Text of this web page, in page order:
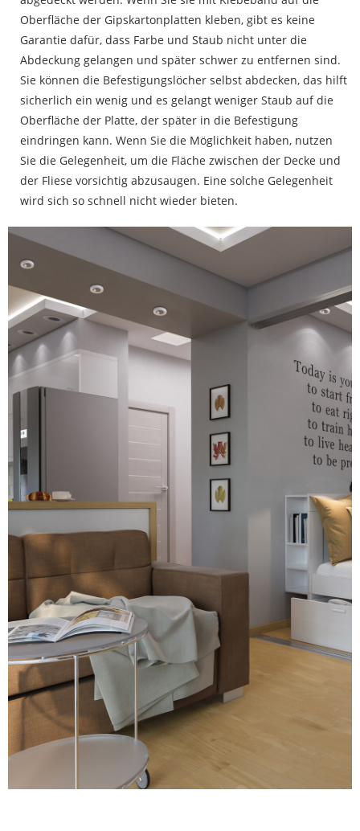
Oberfläche der Gipskartonplatten kleben, gibt es keine
Garantie dafür, dass Farbe und Staub nicht unter die
Abdeckung gelangen und später schwer zu entfernen sind.
Sie können die Befestigungslöcher selbst abdecken, das hilft
sicherlich ein wenig und es gelangt weniger Staub auf die
Oberfläche der Platte, der später in die Befestigung
eindringen kann. Wenn Sie die Möglichkeit haben, nutzen
Sie die Gelegenheit, um die Fläche zwischen der Decke und
der Fliese vorsichtig abzusaugen. Eine solche Gelegenheit
wird sich so schnell nicht wieder bieten.